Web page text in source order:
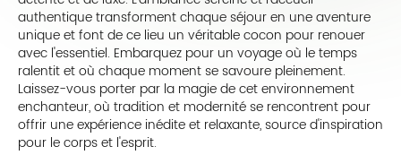
authentique transforment chaque séjour en une aventure
unique et font de ce lieu un véritable cocon pour renouer
avec l'essentiel. Embarquez pour un voyage où le temps
ralentit et où chaque moment se savoure pleinement.
Laissez-vous porter par la magie de cet environnement
enchanteur, où tradition et modernité se rencontrent pour
offrir une expérience inédite et relaxante, source d'inspiration
pour le corps et l'esprit.